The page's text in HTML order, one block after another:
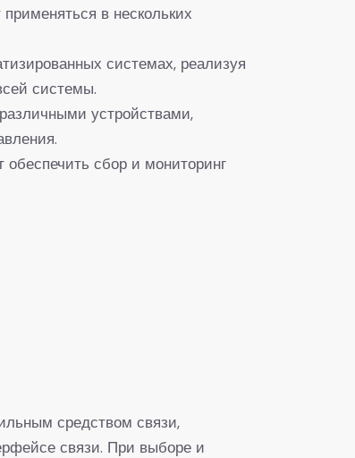
в нескольких
системах, реализуя
системы.
устройствами,
сбор и мониторинг
средством связи,
связи. При выборе и